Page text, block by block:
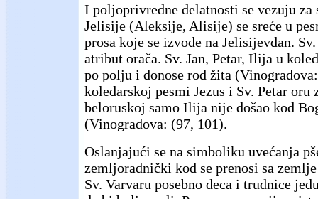
I poljoprivredne delatnosti se vezuju za
Jelisije (Aleksije, Alisije) se sreće u
prosa koje se izvode na Jelisijevdan.
atribut orača. Sv. Jan, Petar, Ilija u
po polju i donose rod žita
koledarskoj pesmi Jezus i Sv. Petar
beloruskoj samo Ilija nije došao kod
(Vinogradova: (97, 101).
Oslanjajući se na simboliku uvećanja
zemljoradnički kod se prenosi sa
Sv. Varvaru posebno deca i trudnice